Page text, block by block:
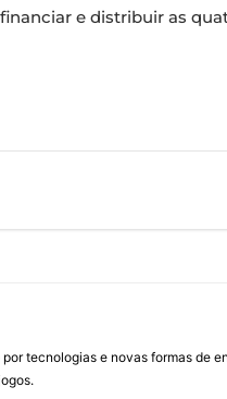
e distribuir as
tecnologias e novas formas de